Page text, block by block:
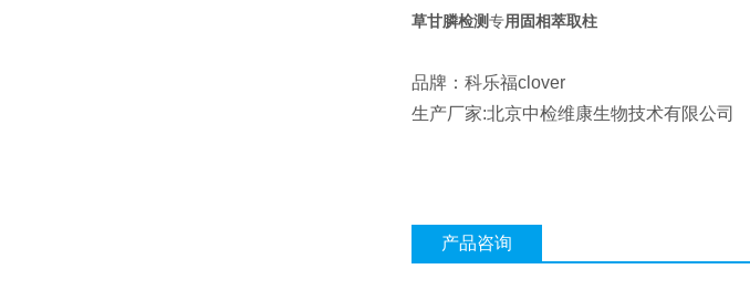
草甘膦检测专用固相萃取柱
品牌：科乐福clover
生产厂家:北京中检维康生物技术有限公司
产品咨询